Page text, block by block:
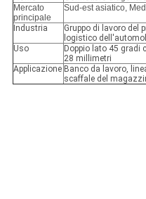
Mercato
principale
Sud-est asiatico,
Industria
Gruppo di lavoro del
logistico
Uso
Doppio lato 45 gradi
28 millimetri
Applicazione Banco da lavoro,
scaffale del